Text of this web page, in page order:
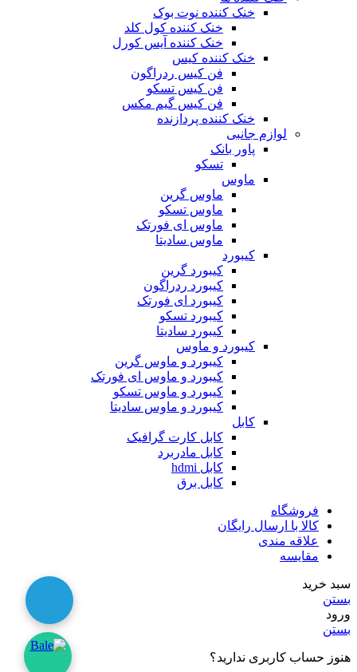
خنک کننده نوت بوک
خنک کننده کول کلد
خنک کننده آیس کورل
خنک کننده کیس
فن کیس ردراگون
فن کیس تسکو
فن کیس گیم مکس
خنک کننده پردازنده
لوازم جانبی
پاور بانک
تسکو
ماوس
ماوس گرین
ماوس تسکو
ماوس ای فورتک
ماوس سادیتا
کیبورد
کیبورد گرین
کیبورد ردراگون
کیبورد ای فورتک
کیبورد تسکو
کیبورد سادیتا
کیبورد و ماوس
کیبورد و ماوس گرین
کیبورد و ماوس ای فورتک
کیبورد و ماوس تسکو
کیبورد و ماوس سادیتا
کابل
کابل کارت گرافیک
کابل مادربرد
کابل hdmi
کابل برق
فروشگاه
کالا با ارسال رایگان
علاقه مندی
مقایسه
سبد خرید
بستن
ورود
بستن
هنوز حساب کاربری ندارید؟